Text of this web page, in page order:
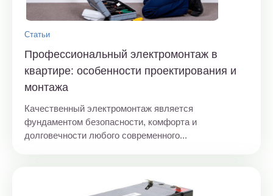
Статьи
Профессиональный электромонтаж в
квартире: особенности проектирования и
монтажа
Качественный электромонтаж является
фундаментом безопасности, комфорта и
долговечности любого современного...